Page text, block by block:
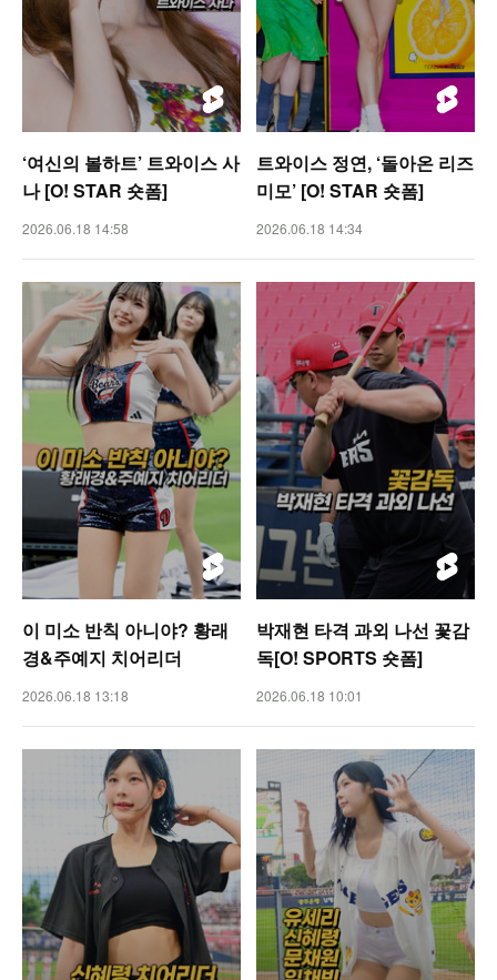
‘여신의 볼하트’ 트와이스 사
나 [O! STAR 숏폼]
2026.06.18 14:58
트와이스 정연, ‘돌아온 리즈
미모’ [O! STAR 숏폼]
2026.06.18 14:34
이 미소 반칙 아니야? 황래
경&주예지 치어리더
2026.06.18 13:18
박재현 타격 과외 나선 꽃감
독[O! SPORTS 숏폼]
2026.06.18 10:01